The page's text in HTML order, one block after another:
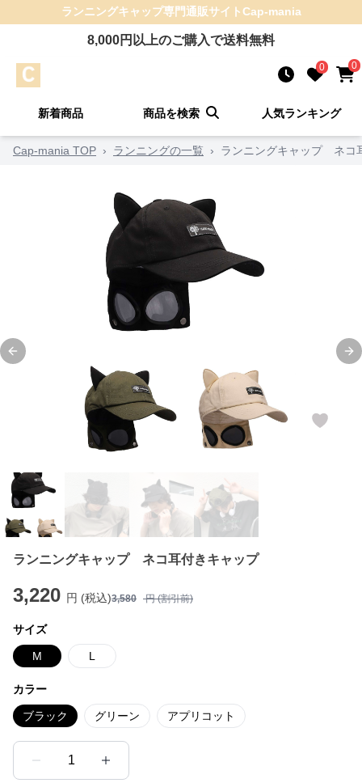
ランニングキャップ専門通販サイトCap-mania
8,000円以上のご購入で送料無料
0 0
新着商品 商品を検索 人気ランキング
Cap-mania TOP › ランニングの一覧 › ランニングキャップ ネコ
Previous slide
ランニングキャップ ネコ耳付きキャップ
3,220 円 (税込)3,580 円 (割引前)
サイズ
M L
カラー
ブラック グリーン アプリコット
1